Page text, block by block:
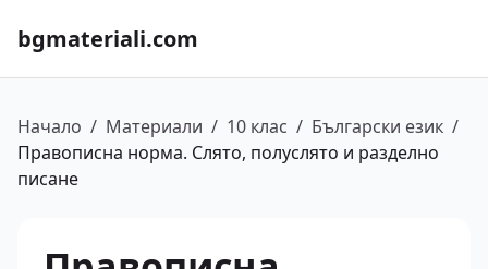
bgmateriali.com
Начало / Материали / 10 клас / Български език /
Правописна норма. Слято, полуслято и разделно
писане